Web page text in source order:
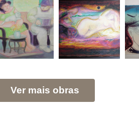
Ver mais obras